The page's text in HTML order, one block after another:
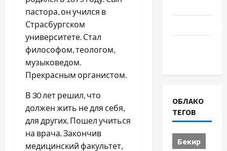
пастора, он учился в
Страсбургском
университете. Стал
философом, теологом,
музыковедом.
Прекрасным органистом.
В 30 лет решил, что
должен жить не для себя,
для других. Пошел учиться
на врача. Закончив
медицинский факультет,
ОБЛАКО
ТЕГОВ
Бекир